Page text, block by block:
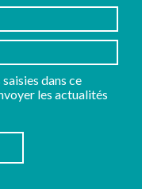
dans ce
les actualités